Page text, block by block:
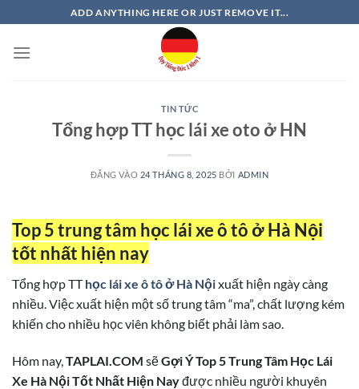
qua
nội
ADD ANYTHING HERE OR JUST REMOVE IT...
TIN TỨC
Tổng hợp TT học lái xe oto ở HN
ĐĂNG VÀO 24 THÁNG 8, 2025 BỞI ADMIN
Top 5 trung tâm học lái xe ô tô ở Hà Nội
tốt nhất hiện nay
Tổng hợp TThọc lái xe ô tô ở Hà Nộixuất hiện ngày càng
nhiều. Việc xuất hiện một số trung tâm “ma”, chất lượng kém
khiến cho nhiều học viên không biết phải làm sao.
Hôm nay, TAPLAI.COM sẽGợi Ý Top 5 Trung Tâm Học Lái
Xe Hà Nội Tốt Nhất Hiện Nayđược nhiều người khuyên